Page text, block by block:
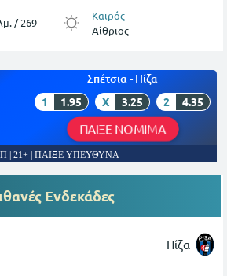
/ 269
Καιρός
Αίθριος
Σπέτσια - Πίζα
1 1.95 X 3.25 2 4.35
ΠΑΙΞΕ ΝΟΜΙΜΑ
| 21+ | ΠΑΙΞΕ ΥΠΕΥΘΥΝΑ
Ενδεκάδες
Πίζα